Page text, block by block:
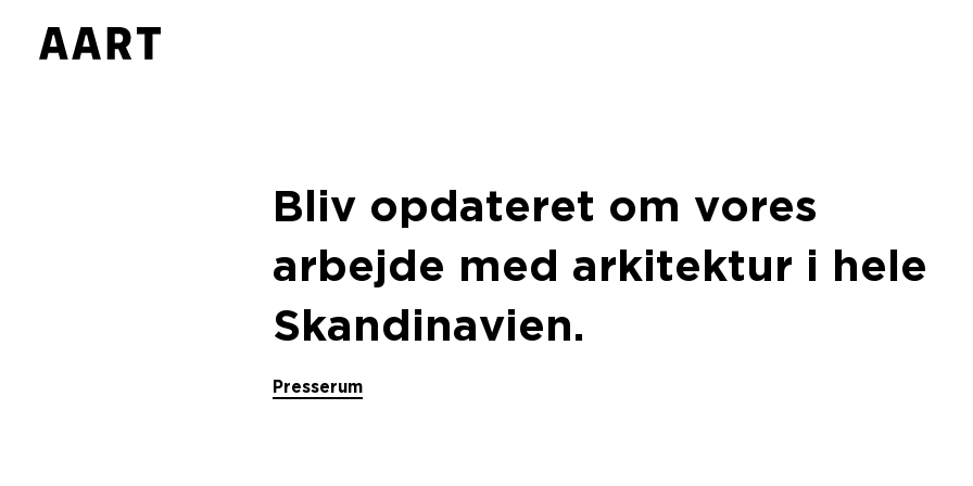
Bliv opdateret om vores
arbejde med arkitektur i hele
Skandinavien.
Presserum